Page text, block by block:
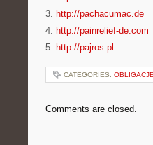
3. http://pachacumac.de
4. http://painrelief-de.com
5. http://pajros.pl
CATEGORIES:
Comments are closed.